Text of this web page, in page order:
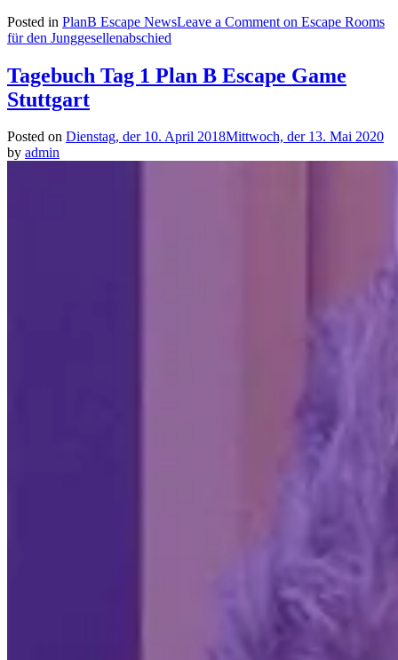
Posted in PlanB Escape NewsLeave a Comment on Escape Rooms
für den Junggesellenabschied
Tagebuch Tag 1 Plan B Escape Game
Stuttgart
Posted on Dienstag, der 10. April 2018Mittwoch, der 13. Mai 2020
by admin